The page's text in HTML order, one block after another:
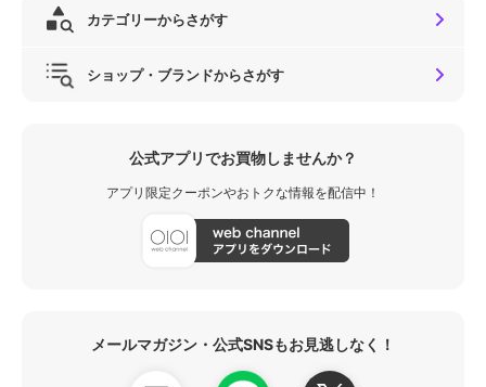
カテゴリーからさがす
ショップ・ブランドからさがす
公式アプリでお買物しませんか？
アプリ限定クーポンやおトクな情報を配信中！
メールマガジン・公式SNSもお見逃しなく！